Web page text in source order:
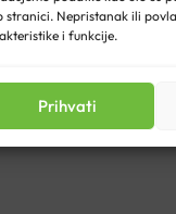
stranici. Nepristanak ili
i funkcije.
Prihvati
otopina